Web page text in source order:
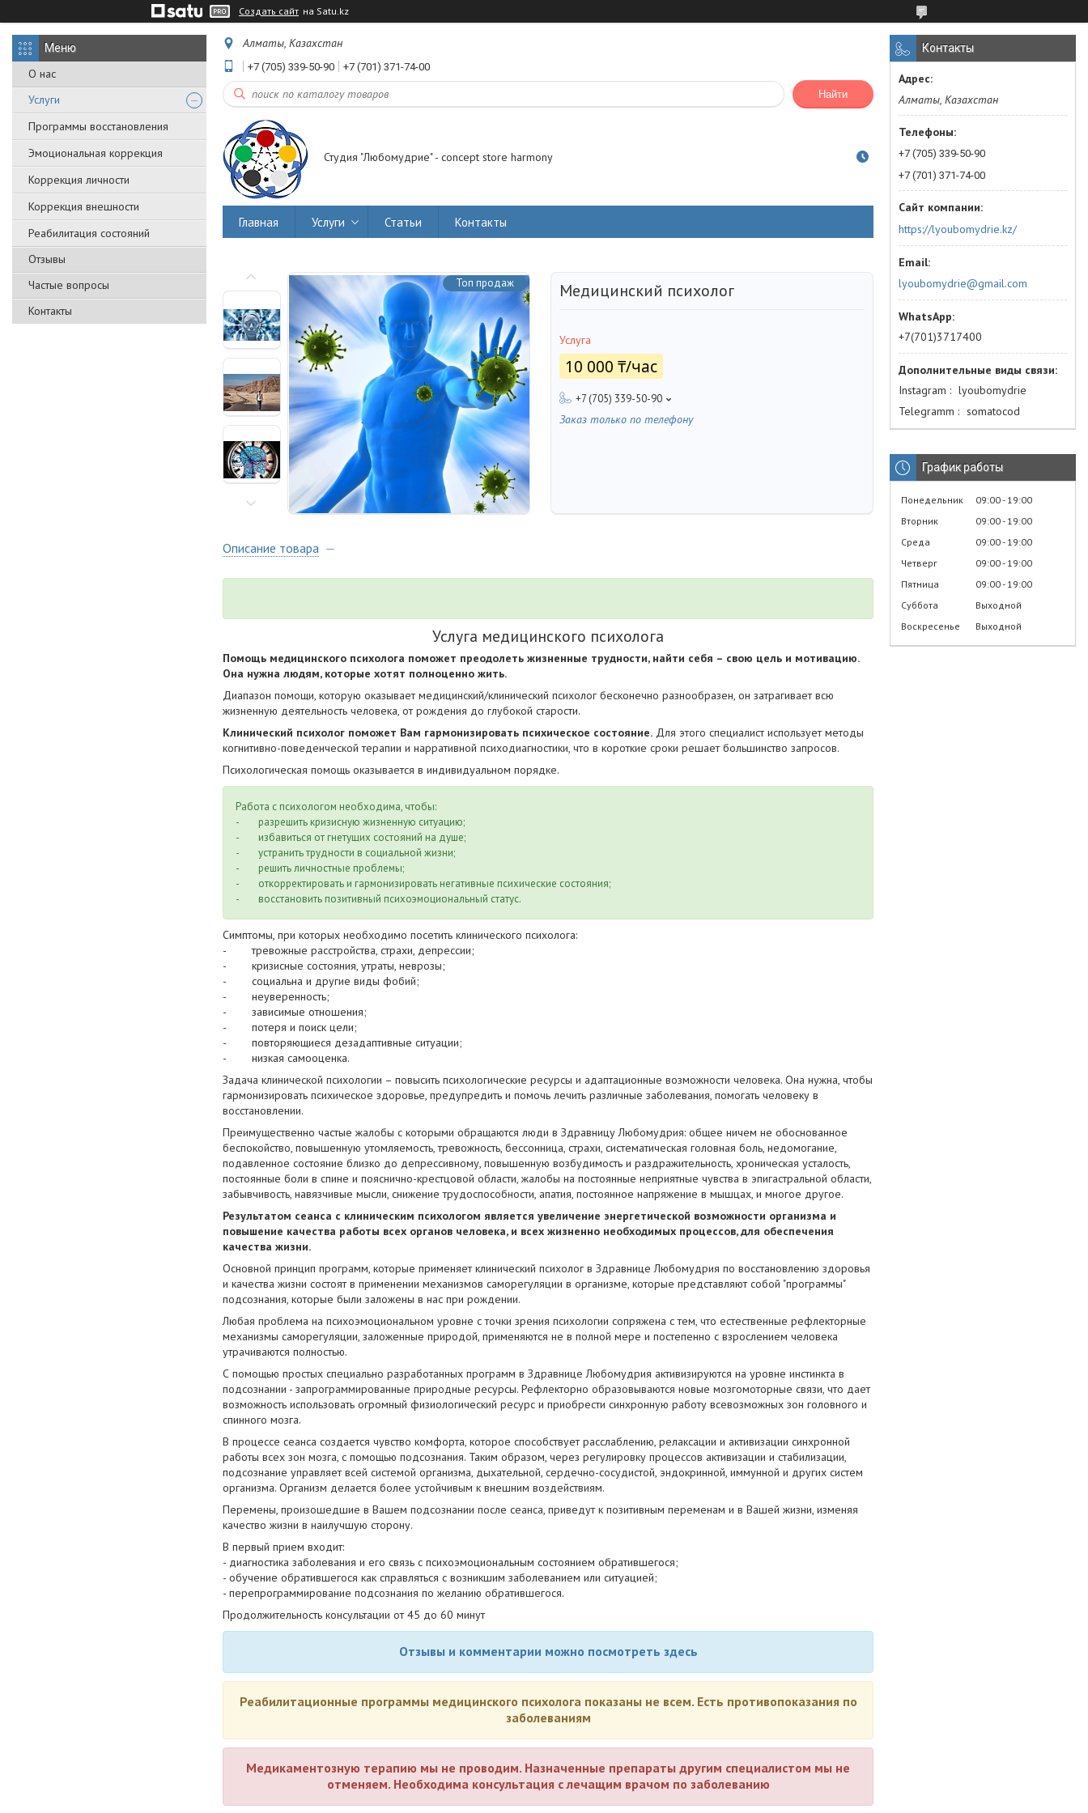
Создать сайт на Satu.kz
О нас
Услуги
Программы восстановления
Эмоциональная коррекция
Коррекция личности
Коррекция внешности
Реабилитация состояний
Отзывы
Частые вопросы
Контакты
Алматы, Казахстан
+7 (705) 339-50-90 +7 (701) 371-74-00
Найти
Студия "Любомудрие" - concept store harmony
Главная Услуги Статьи Контакты
Топ продаж Медицинский психолог
Услуга
10 000 ₸/час
+7 (705) 339-50-90
Заказ только по телефону
Описание товара
Услуга медицинского психолога
Помощь медицинского психолога поможет преодолеть жизненные трудности, найти себя – свою цель и мотивацию.
Она нужна людям, которые хотят полноценно жить.
Диапазон помощи, которую оказывает медицинский/клинический психолог бесконечно разнообразен, он затрагивает всю
жизненную деятельность человека, от рождения до глубокой старости.
Клинический психолог поможет Вам гармонизировать психическое состояние. Для этого специалист использует методы
когнитивно-поведенческой терапии и нарративной психодиагностики, что в короткие сроки решает большинство запросов.
Психологическая помощь оказывается в индивидуальном порядке.
Работа с психологом необходима, чтобы:
- разрешить кризисную жизненную ситуацию;
- избавиться от гнетущих состояний на душе;
- устранить трудности в социальной жизни;
- решить личностные проблемы;
- откорректировать и гармонизировать негативные психические состояния;
- восстановить позитивный психоэмоциональный статус.
Симптомы, при которых необходимо посетить клинического психолога:
- тревожные расстройства, страхи, депрессии;
- кризисные состояния, утраты, неврозы;
- социальна и другие виды фобий;
- неуверенность;
- зависимые отношения;
- потеря и поиск цели;
- повторяющиеся дезадаптивные ситуации;
- низкая самооценка.
Задача клинической психологии – повысить психологические ресурсы и адаптационные возможности человека. Она нужна, чтобы
гармонизировать психическое здоровье, предупредить и помочь лечить различные заболевания, помогать человеку в
восстановлении.
Преимущественно частые жалобы с которыми обращаются люди в Здравницу Любомудрия: общее ничем не обоснованное
беспокойство, повышенную утомляемость, тревожность, бессонница, страхи, систематическая головная боль, недомогание,
подавленное состояние близко до депрессивному, повышенную возбудимость и раздражительность, хроническая усталость,
постоянные боли в спине и пояснично-крестцовой области, жалобы на постоянные неприятные чувства в эпигастральной области,
забывчивость, навязчивые мысли, снижение трудоспособности, апатия, постоянное напряжение в мышцах, и многое другое.
Результатом сеанса с клиническим психологом является увеличение энергетической возможности организма и
повышение качества работы всех органов человека, и всех жизненно необходимых процессов, для обеспечения
качества жизни.
Основной принцип программ, которые применяет клинический психолог в Здравнице Любомудрия по восстановлению здоровья
и качества жизни состоят в применении механизмов саморегуляции в организме, которые представляют собой "программы"
подсознания, которые были заложены в нас при рождении.
Любая проблема на психоэмоциональном уровне с точки зрения психологии сопряжена с тем, что естественные рефлекторные
механизмы саморегуляции, заложенные природой, применяются не в полной мере и постепенно с взрослением человека
утрачиваются полностью.
С помощью простых специально разработанных программ в Здравнице Любомудрия активизируются на уровне инстинкта в
подсознании - запрограммированные природные ресурсы. Рефлекторно образовываются новые мозгомоторные связи, что дает
возможность использовать огромный физиологический ресурс и приобрести синхронную работу всевозможных зон головного и
спинного мозга.
В процессе сеанса создается чувство комфорта, которое способствует расслаблению, релаксации и активизации синхронной
работы всех зон мозга, с помощью подсознания. Таким образом, через регулировку процессов активизации и стабилизации,
подсознание управляет всей системой организма, дыхательной, сердечно-сосудистой, эндокринной, иммунной и других систем
организма. Организм делается более устойчивым к внешним воздействиям.
Перемены, произошедшие в Вашем подсознании после сеанса, приведут к позитивным переменам и в Вашей жизни, изменяя
качество жизни в наилучшую сторону.
В первый прием входит:
- диагностика заболевания и его связь с психоэмоциональным состоянием обратившегося;
- обучение обратившегося как справляться с возникшим заболеванием или ситуацией;
- перепрограммирование подсознания по желанию обратившегося.
Продолжительность консультации от 45 до 60 минут
Отзывы и комментарии можно посмотреть здесь
Реабилитационные программы медицинского психолога показаны не всем. Есть противопоказания по
заболеваниям
Медикаментозную терапию мы не проводим. Назначенные препараты другим специалистом мы не
отменяем. Необходима консультация с лечащим врачом по заболеванию
Контакты
Алматы, Казахстан
+7 (705) 339-50-90
+7 (701) 371-74-00
https://lyoubomydrie.kz/
lyoubomydrie@gmail.com
+7(701)3717400
Instagram
lyoubomydrie
Telegramm
somatocod
График работы
Понедельник 09:00 19:00
Вторник
09:00 19:00
Среда
09:00 19:00
Четверг
09:00 19:00
Пятница
09:00 19:00
Суббота
Выходной
Воскресенье
Выходной